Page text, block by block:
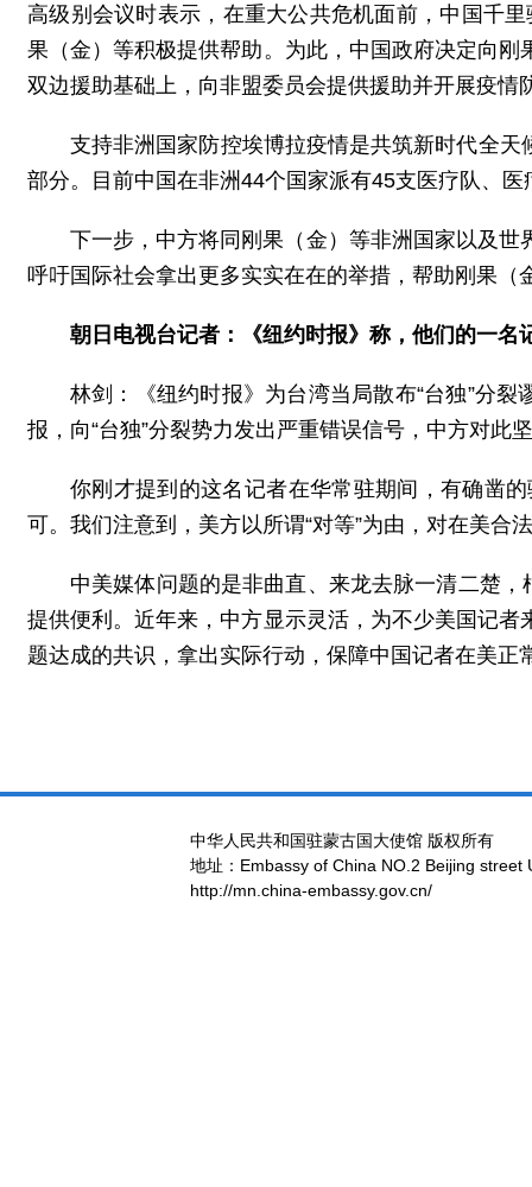
高级别会议时表示，在重大公共危机面前，中国千
果（金）等积极提供帮助。为此，中国政府决定向
双边援助基础上，向非盟委员会提供援助并开展疫
支持非洲国家防控埃博拉疫情是共筑新时代全
部分。目前中国在非洲44个国家派有45支医疗队、
下一步，中方将同刚果（金）等非洲国家以及
呼吁国际社会拿出更多实实在在的举措，帮助刚果（
朝日电视台记者：《纽约时报》称，他们的一
林剑：《纽约时报》为台湾当局散布“台独”分
报，向“台独”分裂势力发出严重错误信号，中方对
你刚才提到的这名记者在华常驻期间，有确凿
可。我们注意到，美方以所谓“对等”为由，对在美
中美媒体问题的是非曲直、来龙去脉一清二楚
提供便利。近年来，中方显示灵活，为不少美国记
题达成的共识，拿出实际行动，保障中国记者在美正
中华人民共和国驻蒙古国大使馆 版权所有
地址：Embassy of China NO.2 Beijing street
http://mn.china-embassy.gov.cn/